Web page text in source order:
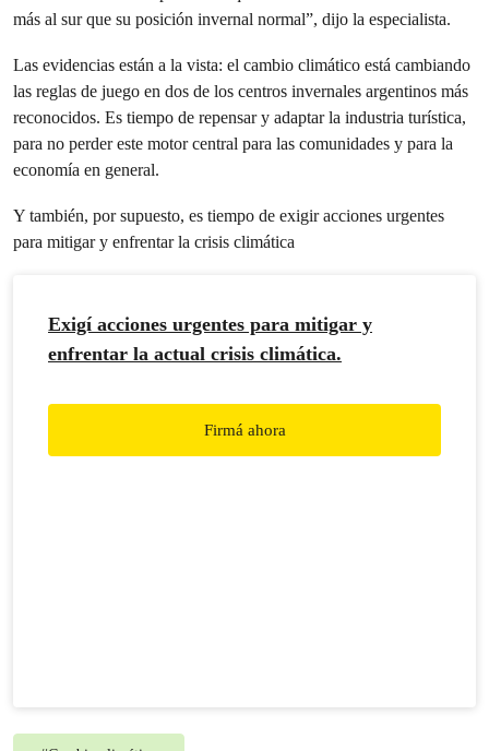
más al sur que su posición invernal normal”, dijo la especialista.
Las evidencias están a la vista: el cambio climático está cambiando
las reglas de juego en dos de los centros invernales argentinos más
reconocidos. Es tiempo de repensar y adaptar la industria turística,
para no perder este motor central para las comunidades y para la
economía en general.
Y también, por supuesto, es tiempo de exigir acciones urgentes
para mitigar y enfrentar la crisis climática
Exigí acciones urgentes para mitigar y
enfrentar la actual crisis climática.
Firmá ahora